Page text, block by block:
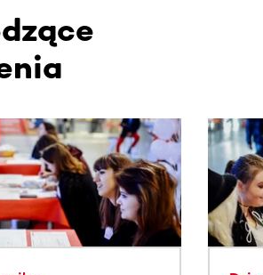
przewijane w poziomie. Użyj